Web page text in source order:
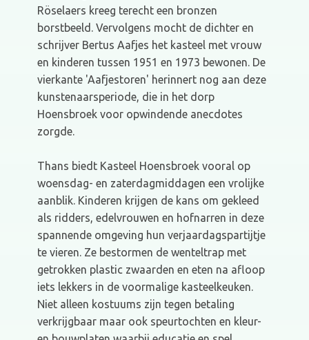
Röselaers kreeg terecht een bronzen
borstbeeld. Vervolgens mocht de dichter en
schrijver Bertus Aafjes het kasteel met vrouw
en kinderen tussen 1951 en 1973 bewonen. De
vierkante 'Aafjestoren' herinnert nog aan deze
kunstenaarsperiode, die in het dorp
Hoensbroek voor opwindende anecdotes
zorgde.
Thans biedt Kasteel Hoensbroek vooral op
woensdag- en zaterdagmiddagen een vrolijke
aanblik. Kinderen krijgen de kans om gekleed
als ridders, edelvrouwen en hofnarren in deze
spannende omgeving hun verjaardagspartijtje
te vieren. Ze bestormen de wenteltrap met
getrokken plastic zwaarden en eten na afloop
iets lekkers in de voormalige kasteelkeuken.
Niet alleen kostuums zijn tegen betaling
verkrijgbaar maar ook speurtochten en kleur-